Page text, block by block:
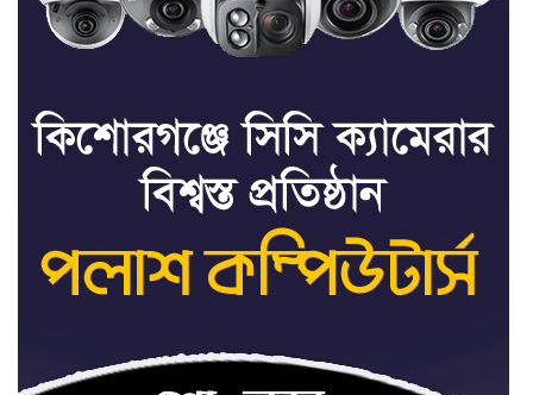
৭
তাড়াইলে রাউতি মানবসেবা ফাউন্ডেশনের
আয়োজনে কাফন-দাফন বিষয়ক বিশেষ
প্রশিক্ষণ কর্মশালা
৮
৪ বিভাগে অতি ভারি বৃষ্টির সতর্কবার্তা
৯
রাষ্ট্রপতি নির্বাচনের ভোটার তালিকা পেল
ইসি
হলো ‘জুলাই গণঅভ্যুত্থান দিবস’